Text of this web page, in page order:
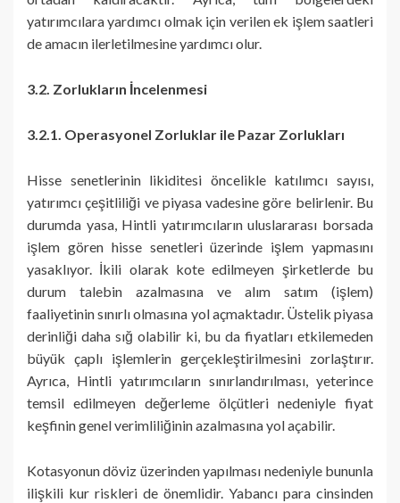
yatırımcılara yardımcı olmak için verilen ek işlem saatleri
de amacın ilerletilmesine yardımcı olur.
3.2. Zorlukların İncelenmesi
3.2.1. Operasyonel Zorluklar ile Pazar Zorlukları
Hisse senetlerinin likiditesi öncelikle katılımcı sayısı,
yatırımcı çeşitliliği ve piyasa vadesine göre belirlenir. Bu
durumda yasa, Hintli yatırımcıların uluslararası borsada
işlem gören hisse senetleri üzerinde işlem yapmasını
yasaklıyor. İkili olarak kote edilmeyen şirketlerde bu
durum talebin azalmasına ve alım satım (işlem)
faaliyetinin sınırlı olmasına yol açmaktadır. Üstelik piyasa
derinliği daha sığ olabilir ki, bu da fiyatları etkilemeden
büyük çaplı işlemlerin gerçekleştirilmesini zorlaştırır.
Ayrıca, Hintli yatırımcıların sınırlandırılması, yeterince
temsil edilmeyen değerleme ölçütleri nedeniyle fiyat
keşfinin genel verimliliğinin azalmasına yol açabilir.
Kotasyonun döviz üzerinden yapılması nedeniyle bununla
ilişkili kur riskleri de önemlidir. Yabancı para cinsinden